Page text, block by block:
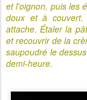
et l'oignon, puis les
doux et à
attache. Étaler la
et recouvrir de la
saupoudré le
demi-heure.